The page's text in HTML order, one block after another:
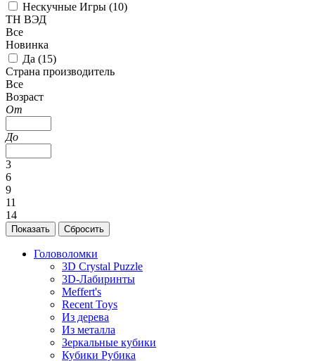
Нескучные Игры (10)
ТН ВЭД
Все
Новинка
Да (15)
Страна производитель
Все
Возраст
От
До
3
6
9
11
14
Головоломки
3D Crystal Puzzle
3D-Лабиринты
Meffert's
Recent Toys
Из дерева
Из металла
Зеркальные кубики
Кубики Рубика